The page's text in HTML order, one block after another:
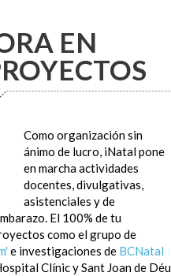
acerca del
EN
Como organización sin
ánimo de lucro, iNatal pone
en marcha actividades
docentes, divulgativas,
asistenciales y de
El 100% de tu
como el grupo de
e investigaciones de BCNatal
Clínic y Sant Joan de Déu